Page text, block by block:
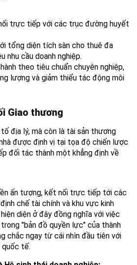
trực tiếp với các trục đường huyết
tổng diện tích sàn cho thuê đa
nhu cầu doanh nghiệp.
theo tiêu chuẩn chuyên nghiệp,
lượng và giảm thiểu tác động môi
Giao thương
địa lý, mà còn là tài sản thương
được định vị tại tọa độ chiến lược
đối tác thành một khẳng định về
ấn tượng, kết nối trực tiếp tới các
chế tài chính và khu vực kinh
diện ở đây đồng nghĩa với việc
"bản đồ quyền lực" của thành
chắc ngay từ cái nhìn đầu tiên với
tế.